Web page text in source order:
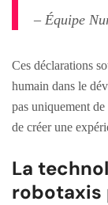
– Équipe
Ces déclarations
humain dans le
pas uniquement
de créer une
La
robotaxis